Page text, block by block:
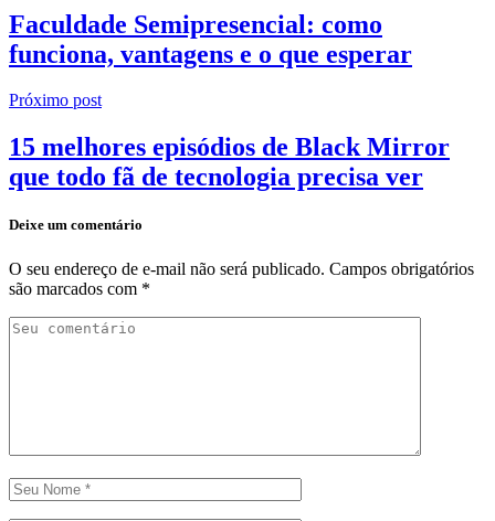
Faculdade Semipresencial: como
funciona, vantagens e o que esperar
Próximo post
15 melhores episódios de Black Mirror
que todo fã de tecnologia precisa ver
Deixe um comentário
O seu endereço de e-mail não será publicado. Campos obrigatórios
são marcados com *